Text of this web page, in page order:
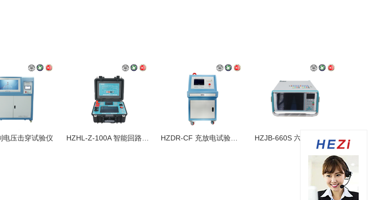
电压击穿试验仪 HZDR-CF 充放电试验装置 HZJB-660S 六相微机继电保护测试仪